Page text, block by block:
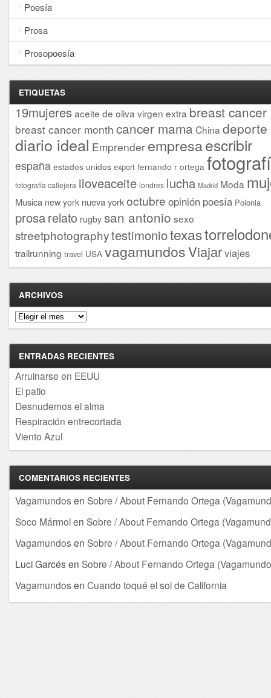
Poesía
Prosa
Prosopoesía
ETIQUETAS
19mujeresaceite de oliva virgen extra breast cancer
breast cancer month cancer mama China deporte
diario ideal Emprender empresaescribir
españa estados unidos export fernando r ortega
fotografía callejera iloveaceite londres lucha Madrid Moda
Musica new york nueva yorkoctubre opinión poesía Polonia
prosarelato rugby san antonio sexo
streetphotographytestimoniotexas
trailrunning travel USA vagamundosViajarviajes
ARCHIVOS
Archivos
ENTRADAS RECIENTES
Arruinarse en EEUU
El patio
Desnudemos el alma
Respiración entrecortada
Viento Azul
COMENTARIOS RECIENTES
Vagamundos en Sobre / About Fernando Ortega
Soco Mármolen Sobre / About Fernando Ortega
Vagamundos en Sobre / About Fernando Ortega
Luci Garcés en Sobre / About Fernando Ortega
Vagamundos en Cuando toqué el sol de California